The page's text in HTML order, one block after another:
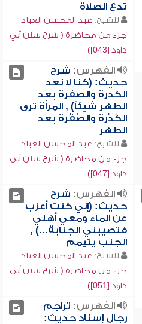
تدع الصلاة
للشيخ: عبد المحسن العباد
جزء من محاضرة ( شرح سنن أبي
داود [043])
الفهرس: شرح
حديث: (كنا لا نعد
الكدرة والصفرة بعد
الطهر شيئاً) , المرأة ترى
الكُدْرة والصُفْرة بعد
الطهر
للشيخ: عبد المحسن العباد
جزء من محاضرة ( شرح سنن أبي
داود [047])
الفهرس: شرح
حديث: (إني كنت أعزب
عن الماء ومعي أهلي
فتصيبني الجنابة...) ,
الجنب يتيمم
للشيخ: عبد المحسن العباد
جزء من محاضرة ( شرح سنن أبي
داود [051])
الفهرس: تراجم
رجال إسناد حديث: